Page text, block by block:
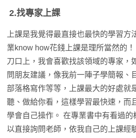
2.找專家上課
上課是我覺得最直接也最快的學習方
業know how花錢上課是理所當然的
刀口上，我會喜歡找該領域的專家，
問朋友建議，像我前一陣子學簡報、
部落格寫作等等，上課最大的好處就
聽、做給你看，這樣學習最快速，而
學會自己操作。 在專業書中有看過
以直接詢問老師，依我自己的上課經